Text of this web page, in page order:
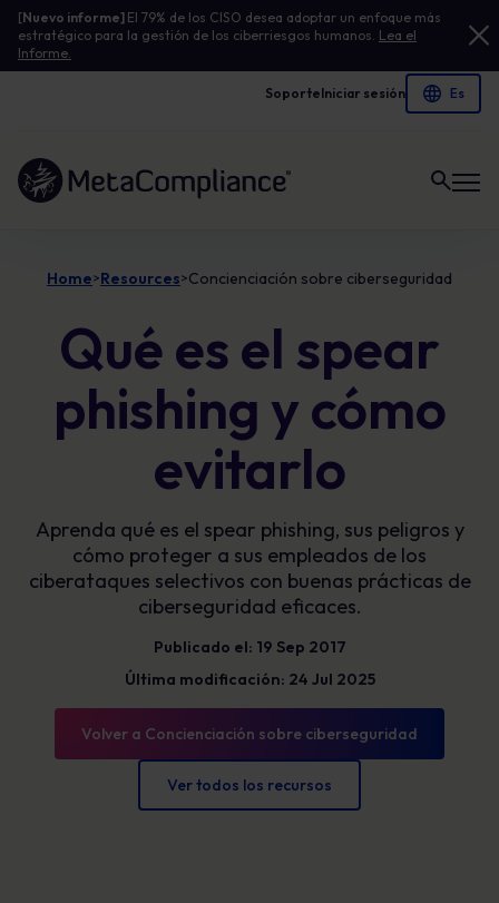
[Nuevo informe] El 79% de los CISO desea adoptar un enfoque más
estratégico para la gestión de los ciberriesgos humanos. Lea el
Informe.
SoporteIniciar sesión
Enlace a la página de inicio
Home>Resources>Concienciación sobre ciberseguridad
Qué es el spear
phishing y cómo
evitarlo
Aprenda qué es el spear phishing, sus peligros y
cómo proteger a sus empleados de los
ciberataques selectivos con buenas prácticas de
ciberseguridad eficaces.
Publicado el: 19 Sep 2017
Última modificación: 24 Jul 2025
Volver a Concienciación sobre ciberseguridad
Ver todos los recursos